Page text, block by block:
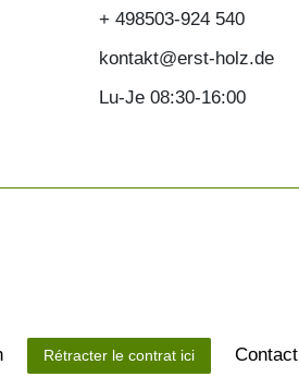
+ 498503-924 540
kontakt@erst-holz.de
Lu-Je 08:30-16:00
Rétracter le contrat ici Contact